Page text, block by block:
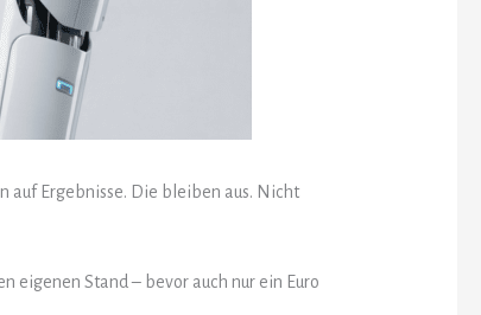
auf Ergebnisse. Die bleiben aus. Nicht
eigenen Stand – bevor auch nur ein Euro